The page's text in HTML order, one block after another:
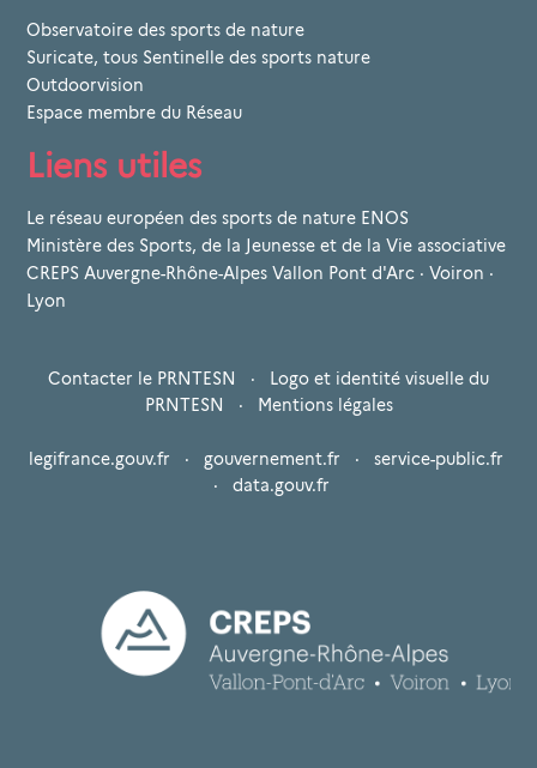
Observatoire des sports de nature
Suricate, tous Sentinelle des sports nature
Outdoorvision
Espace membre du Réseau
Liens utiles
Le réseau européen des sports de nature ENOS
Ministère des Sports, de la Jeunesse et de la Vie associative
CREPS Auvergne-Rhône-Alpes Vallon Pont d'Arc · Voiron ·
Lyon
Contacter le PRNTESN ·
Logo et identité visuelle du
PRNTESN
· Mentions légales
legifrance.gouv.fr · gouvernement.fr · service-public.fr
· data.gouv.fr